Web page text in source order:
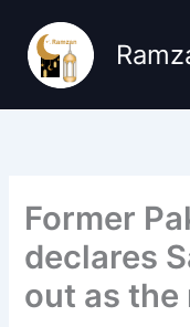
content
Former
declares
out as